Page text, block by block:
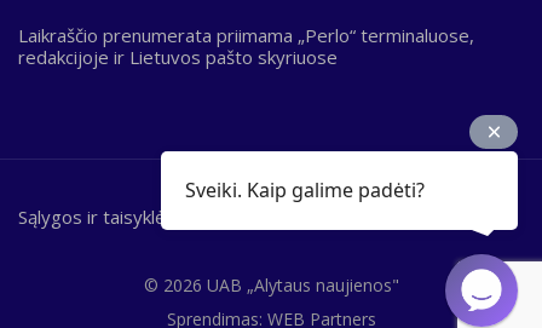
Laikraščio prenumerata priimama „Perlo“ terminaluose,
redakcijoje ir Lietuvos pašto skyriuose
© 2026 UAB „Alytaus naujienos"
Bottom
Sąlygos ir taisyklės
Sprendimas: WEB Partners
Sveiki. Kaip galime padėti?